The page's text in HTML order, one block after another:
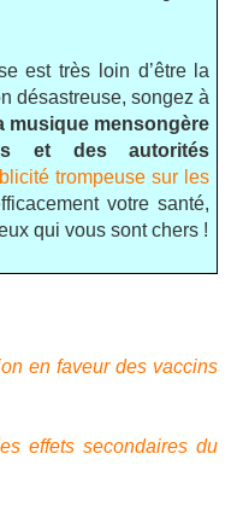
est très loin d’être la
désastreuse, songez à
musique mensongère
et des autorités
trompeuse sur les
votre santé,
qui vous sont chers !
en faveur des vaccins
effets secondaires du